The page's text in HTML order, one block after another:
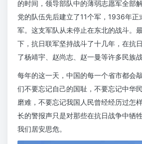
的时间，领导部队中的薄弱志愿军全部
党的队伍先后建立了11个军，1936年正
军。这支军队从未停止在东北的战斗。
下，抗日联军坚持战斗了十几年，在抗
了杨靖宇、赵尚志、赵一曼等许多民族战
每年的这一天，中国的每一个省市都会
们不要忘记自己的国耻，不要忘记中华
磨难，不要忘记我国人民曾经经历过怎
长的警报声只是对那些在抗日战争中牺
我们居安思危。